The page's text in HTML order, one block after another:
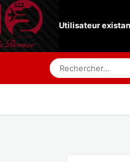
Utilisateur